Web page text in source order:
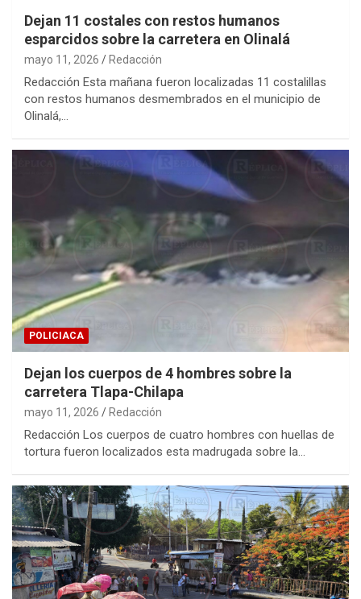
Dejan 11 costales con restos humanos
esparcidos sobre la carretera en Olinalá
mayo 11, 2026 Redacción
Redacción Esta mañana fueron localizadas 11 costalillas
con restos humanos desmembrados en el municipio de
Olinalá,…
POLICIACA
Dejan los cuerpos de 4 hombres sobre la
carretera Tlapa-Chilapa
mayo 11, 2026 Redacción
Redacción Los cuerpos de cuatro hombres con huellas de
tortura fueron localizados esta madrugada sobre la…